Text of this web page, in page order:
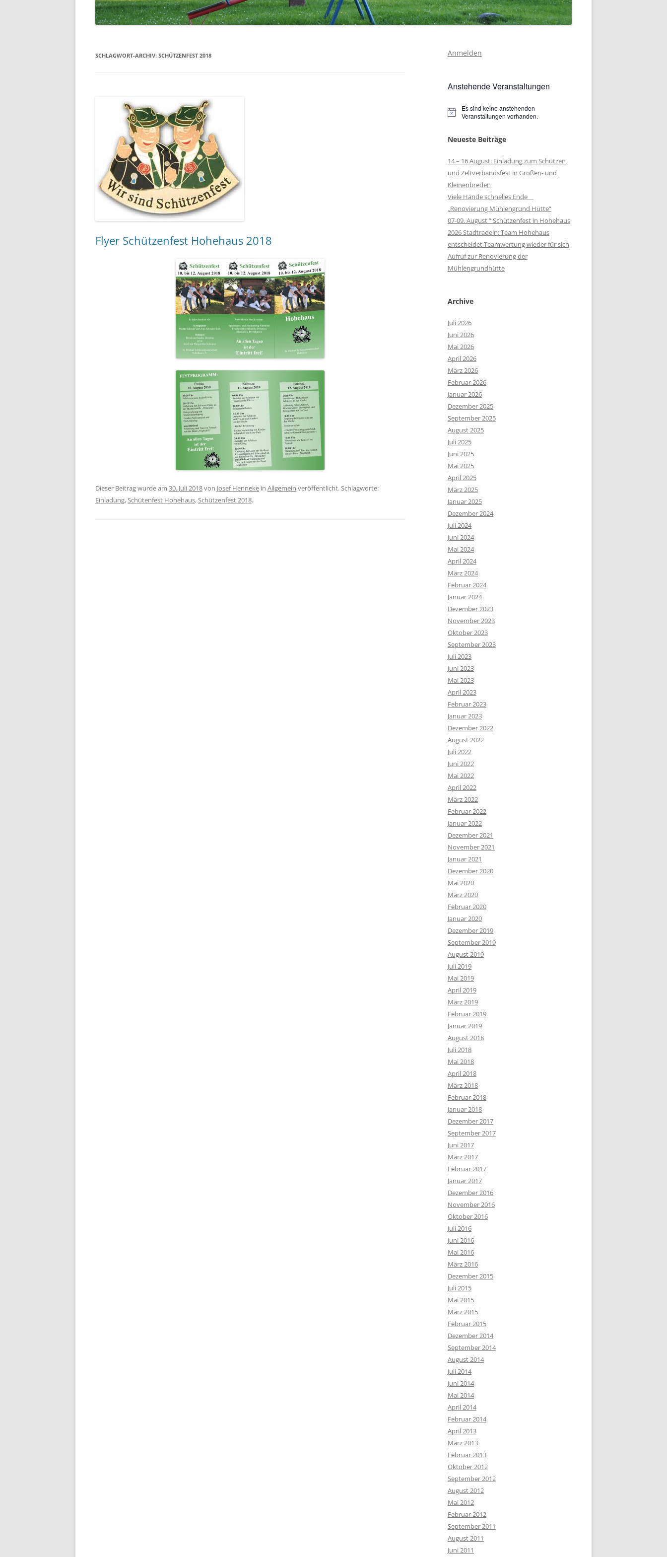
1971 – 1980
1961 – 1970
STERNSINGER / HEILIGE DREI
KÖNIGE
EHRENMAL
SCHULE
LUFTBILDER
SCHLAGWORT-ARCHIV: SCHÜTZENFEST 2018
Flyer Schützenfest Hohehaus 2018
Dieser Beitrag wurde am 30. Juli 2018von Josef Henneke in Allgemein veröffentlicht. Schlagworte:
Einladung,Schütenfest Hohehaus,Schützenfest 2018.
Anmelden
Anstehende Veranstaltungen
Hinweis
Es sind keine anstehenden
Veranstaltungen vorhanden.
Neueste Beiträge
14 – 16 August: Einladung zum Schützen
und Zeltverbandsfest in Großen- und
Kleinenbreden
Viele Hände schnelles Ende
„Renovierung Mühlengrund Hütte“
07-09. August “ Schützenfest in Hohehaus
2026 Stadtradeln: Team Hohehaus
entscheidet Teamwertung wieder für sich
Aufruf zur Renovierung der
Mühlengrundhütte
Archive
Juli 2026
Juni 2026
Mai 2026
April 2026
März 2026
Februar 2026
Januar 2026
Dezember 2025
September 2025
August 2025
Juli 2025
Juni 2025
Mai 2025
April 2025
März 2025
Januar 2025
Dezember 2024
Juli 2024
Juni 2024
Mai 2024
April 2024
März 2024
Februar 2024
Januar 2024
Dezember 2023
November 2023
Oktober 2023
September 2023
Juli 2023
Juni 2023
Mai 2023
April 2023
Februar 2023
Januar 2023
Dezember 2022
August 2022
Juli 2022
Juni 2022
Mai 2022
April 2022
März 2022
Februar 2022
Januar 2022
Dezember 2021
November 2021
Januar 2021
Dezember 2020
Mai 2020
März 2020
Februar 2020
Januar 2020
Dezember 2019
September 2019
August 2019
Juli 2019
Mai 2019
April 2019
März 2019
Februar 2019
Januar 2019
August 2018
Juli 2018
Mai 2018
April 2018
März 2018
Februar 2018
Januar 2018
Dezember 2017
September 2017
Juni 2017
März 2017
Februar 2017
Januar 2017
Dezember 2016
November 2016
Oktober 2016
Juli 2016
Juni 2016
Mai 2016
März 2016
Dezember 2015
Juli 2015
Mai 2015
März 2015
Februar 2015
Dezember 2014
September 2014
August 2014
Juli 2014
Juni 2014
Mai 2014
April 2014
Februar 2014
April 2013
März 2013
Februar 2013
Oktober 2012
September 2012
August 2012
Mai 2012
Februar 2012
September 2011
August 2011
Juni 2011